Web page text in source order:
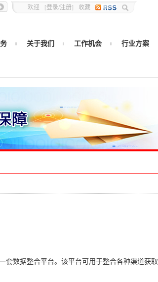
收藏
[登录/注册]
欢迎
关于我们 工作机会 行业方案
套数据整合平台。该平台可用于整合各种渠道获取